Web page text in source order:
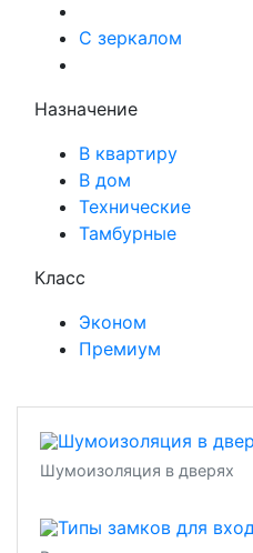
С зеркалом
Назначение
В квартиру
В дом
Технические
Тамбурные
Класс
Эконом
Премиум
Шумоизоляция в дверях